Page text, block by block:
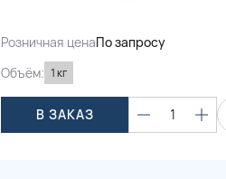
Розничная ценаПо запросу
Объём: 1 кг
В ЗАКАЗ 1